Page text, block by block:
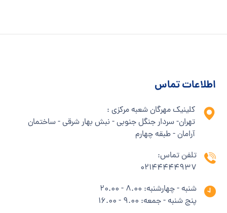
اطلاعات تماس
کلینیک مهرگان شعبه مرکزی :
تهران- سردار جنگل جنوبی - نبش بهار شرقی - ساختمان
آرامان - طبقه چهارم
تلفن تماس:
02144444937
شنبه - چهارشنبه: 8.00 - 20.00
پنج شنبه - جمعه: 9.00 - 16.00